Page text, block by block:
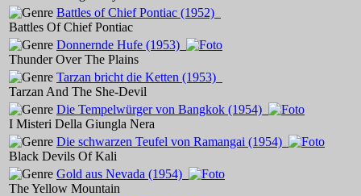
Battles of Chief Pontiac (1952)
Battles Of Chief Pontiac
Donnernde Hufe (1953)
Thunder Over The Plains
Tarzan bricht die Ketten (1953)
Tarzan And The She-Devil
Die Tempelwürger von Bangkok (1954)
I Misteri Della Giungla Nera
Die schwarzen Teufel von Ramangai (1954)
Black Devils Of Kali
Gold aus Nevada (1954)
The Yellow Mountain